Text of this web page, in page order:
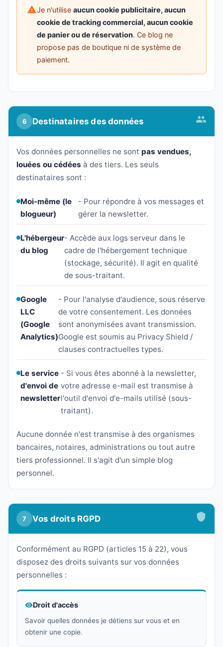
Je n'utilise aucun cookie publicitaire, aucun
cookie de tracking commercial, aucun cookie
de panier ou de réservation. Ce blog ne
propose pas de boutique ni de système de
paiement.
6 Destinataires des données
Vos données personnelles ne sont pas vendues,
louées ou cédées à des tiers. Les seuls
destinataires sont :
Moi-même (le
blogueur)
- Pour répondre à vos messages et
gérer la newsletter.
L'hébergeur
du blog
- Accède aux logs serveur dans le
cadre de l'hébergement technique
(stockage, sécurité). Il agit en qualité
de sous-traitant.
Google
LLC
(Google
Analytics)
- Pour l'analyse d'audience, sous réserve
de votre consentement. Les données
sont anonymisées avant transmission.
Google est soumis au Privacy Shield /
clauses contractuelles types.
Le service
d'envoi de
newsletter
- Si vous êtes abonné à la newsletter,
votre adresse e-mail est transmise à
l'outil d'envoi d'e-mails utilisé (sous-
traitant).
Aucune donnée n'est transmise à des organismes
bancaires, notaires, administrations ou tout autre
tiers professionnel. Il s'agit d'un simple blog
personnel.
7 Vos droits RGPD
Conformément au RGPD (articles 15 à 22), vous
disposez des droits suivants sur vos données
personnelles :
Droit d'accès
Savoir quelles données je détiens sur vous et en
obtenir une copie.